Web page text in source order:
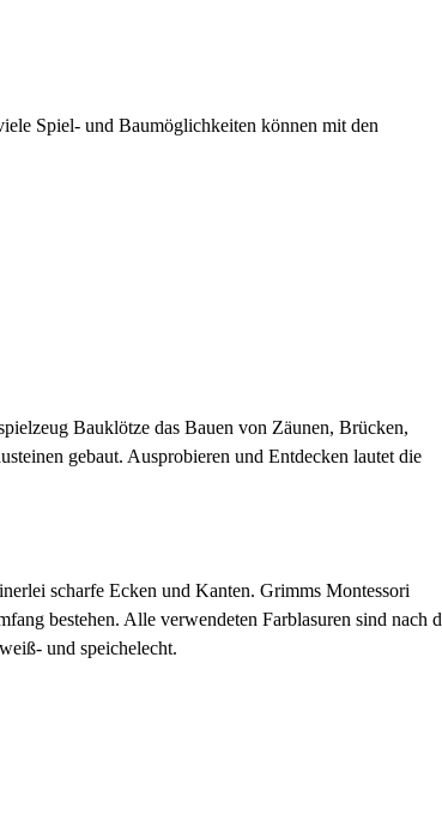
Spiel- und Baumöglichkeiten können mit den
Bauklötze das Bauen von Zäunen, Brücken,
gebaut. Ausprobieren und Entdecken lautet die
scharfe Ecken und Kanten. Grimms Montessori
bestehen. Alle verwendeten Farblasuren sind nach
und speichelecht.